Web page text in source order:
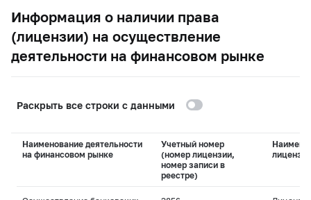
Информация о наличии права
(лицензии) на осуществление
деятельности на финансовом рынке
Раскрыть все строки с данными
Наименование деятельности
на финансовом рынке
Учетный номер
(номер лицензии,
номер записи в
реестре)
лицензии